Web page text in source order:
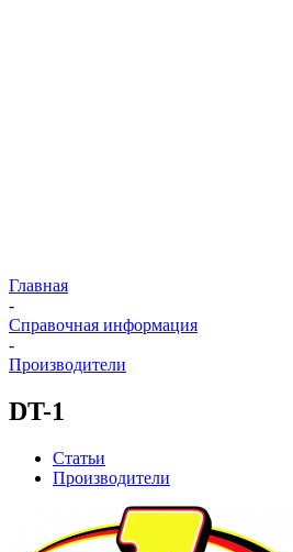
Главная
-
Справочная информация
-
Производители
DT-1
Статьи
Производители